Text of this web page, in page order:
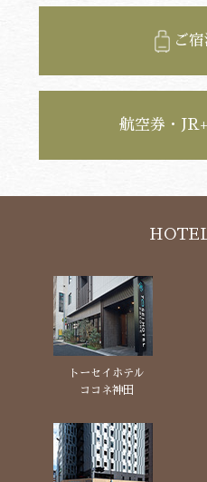
ご
航空券・
トーセイホテル
ココネ神田